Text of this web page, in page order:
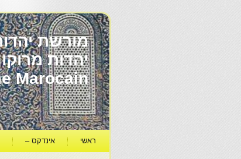
מורשת
Marocain
ראשי אינדקס –